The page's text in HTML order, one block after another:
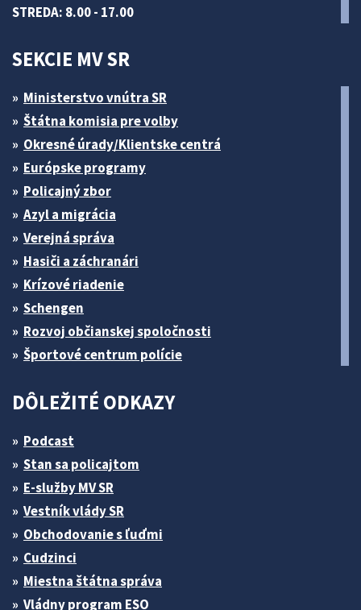
STREDA: 8.00 - 17.00
SEKCIE MV SR
Ministerstvo vnútra SR
Štátna komisia pre volby
Okresné úrady/Klientske centrá
Európske programy
Policajný zbor
Azyl a migrácia
Verejná správa
Hasiči a záchranári
Krízové riadenie
Schengen
Rozvoj občianskej spoločnosti
Športové centrum polície
DÔLEŽITÉ ODKAZY
Podcast
Stan sa policajtom
E-služby MV SR
Vestník vlády SR
Obchodovanie s ľuďmi
Cudzinci
Miestna štátna správa
Vládny program ESO